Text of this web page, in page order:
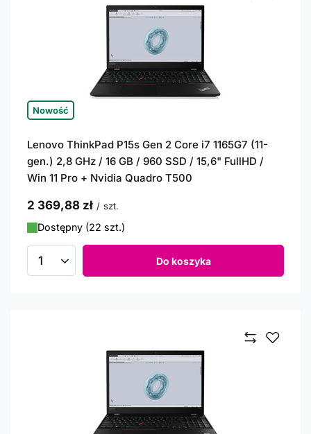
Nowość
Lenovo ThinkPad P15s Gen 2 Core i7 1165G7 (11-
gen.) 2,8 GHz / 16 GB / 960 SSD / 15,6" FullHD /
Win 11 Pro + Nvidia Quadro T500
2 369,88 zł / szt.
Dostępny (22 szt.)
Ilość produktów Do koszyka